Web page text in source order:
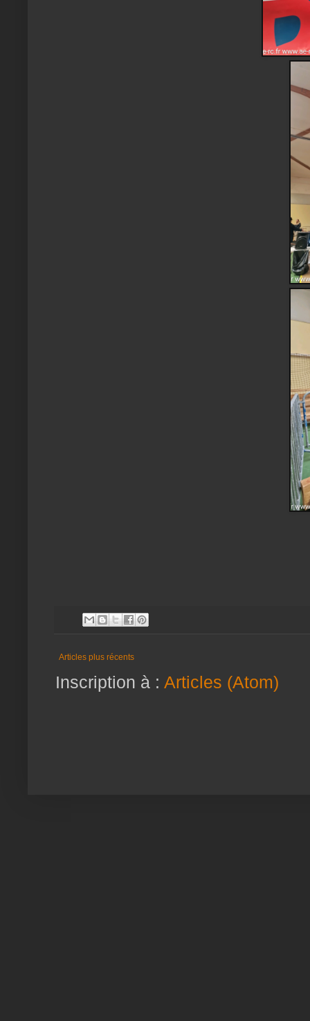
Articles plus récents
Inscription à : Articles (Atom)